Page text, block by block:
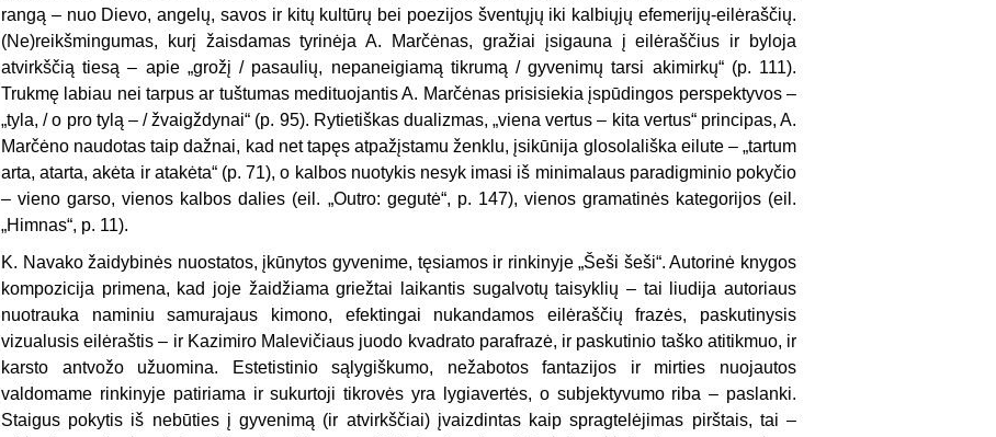
rangą – nuo Dievo, angelų, savos ir kitų kultūrų bei poezijos šventųjų iki kalbiųjų efemerijų-eilėraščių.
(Ne)reikšmingumas, kurį žaisdamas tyrinėja A. Marčėnas, gražiai įsigauna į eilėraščius ir byloja
atvirkščią tiesą – apie „grožį / pasaulių, nepaneigiamą tikrumą / gyvenimų tarsi akimirkų“ (p. 111).
Trukmę labiau nei tarpus ar tuštumas medituojantis A. Marčėnas prisisiekia įspūdingos perspektyvos –
„tyla, / o pro tylą – / žvaigždynai“ (p. 95). Rytietiškas dualizmas, „viena vertus – kita vertus“ principas, A.
Marčėno naudotas taip dažnai, kad net tapęs atpažįstamu ženklu, įsikūnija glosolališka eilute – „tartum
arta, atarta, akėta ir atakėta“ (p. 71), o kalbos nuotykis nesyk imasi iš minimalaus paradigminio pokyčio
– vieno garso, vienos kalbos dalies (eil. „Outro: gegutė“, p. 147), vienos gramatinės kategorijos (eil.
„Himnas“, p. 11).
K. Navako žaidybinės nuostatos, įkūnytos gyvenime, tęsiamos ir rinkinyje „Šeši šeši“. Autorinė knygos
kompozicija primena, kad joje žaidžiama griežtai laikantis sugalvotų taisyklių – tai liudija autoriaus
nuotrauka naminiu samurajaus kimono, efektingai nukandamos eilėraščių frazės, paskutinysis
vizualusis eilėraštis – ir Kazimiro Malevičiaus juodo kvadrato parafrazė, ir paskutinio taško atitikmuo, ir
karsto antvožo užuomina.
Estetistinio sąlygiškumo, nežabotos fantazijos ir mirties nuojautos
valdomame rinkinyje patiriama ir sukurtoji tikrovės yra lygiavertės, o subjektyvumo riba – paslanki.
Staigus pokytis iš nebūties į gyvenimą (ir atvirkščiai) įvaizdintas kaip spragtelėjimas pirštais, tai –